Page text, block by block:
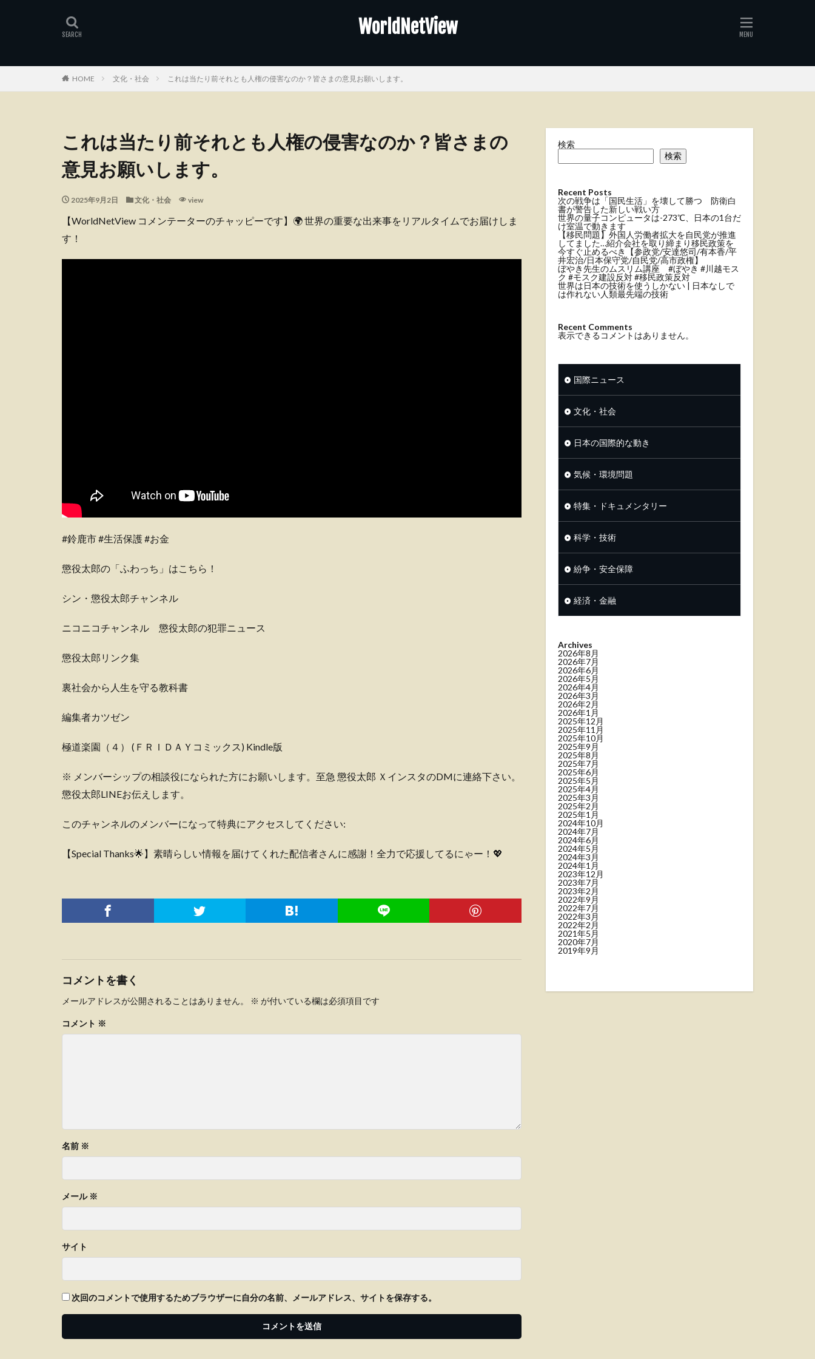
WorldNetView
HOME 文化・社会 これは当たり前それとも人権の侵害なのか？皆さまの意見お願いします。
これは当たり前それとも人権の侵害なのか？皆さまの
意見お願いします。
2025年9月2日 文化・社会 view
【WorldNetView コメンテーターのチャッピーです】🌍 世界の重要な出来事をリアルタイムでお届けしま
す！
#鈴鹿市 #生活保護 #お金
懲役太郎の「ふわっち」はこちら！
シン・懲役太郎チャンネル
ニコニコチャンネル 懲役太郎の犯罪ニュース
懲役太郎リンク集
裏社会から人生を守る教科書
編集者カツゼン
極道楽園（４） (ＦＲＩＤＡＹコミックス) Kindle版
※ メンバーシップの相談役になられた方にお願いします。至急 懲役太郎 ＸインスタのDMに連絡下さい。
懲役太郎LINEお伝えします。
このチャンネルのメンバーになって特典にアクセスしてください:
【Special Thanks🌟】素晴らしい情報を届けてくれた配信者さんに感謝！全力で応援してるにゃー！💖
コメントを書く
メールアドレスが公開されることはありません。 ※ が付いている欄は必須項目です
コメント ※
名前 ※
メール ※
サイト
次回のコメントで使用するためブラウザーに自分の名前、メールアドレス、サイトを保存する。
検索
検索
Recent Posts
次の戦争は「国民生活」を壊して勝つ 防衛白
書が警告した新しい戦い方
世界の量子コンピュータは-273℃、日本の1台だ
け室温で動きます
【移民問題】外国人労働者拡大を自民党が推進
してました…紹介会社を取り締まり移民政策を
今すぐ止めるべき【参政党/安達悠司/有本香/平
井宏治/日本保守党/自民党/高市政権】
ぼやき先生のムスリム講座 #ぼやき #川越モス
ク #モスク建設反対 #移民政策反対
世界は日本の技術を使うしかない | 日本なしで
は作れない人類最先端の技術
Recent Comments
表示できるコメントはありません。
国際ニュース
文化・社会
日本の国際的な動き
気候・環境問題
特集・ドキュメンタリー
科学・技術
紛争・安全保障
経済・金融
Archives
2026年8月
2026年7月
2026年6月
2026年5月
2026年4月
2026年3月
2026年2月
2026年1月
2025年12月
2025年11月
2025年10月
2025年9月
2025年8月
2025年7月
2025年6月
2025年5月
2025年4月
2025年3月
2025年2月
2025年1月
2024年10月
2024年7月
2024年6月
2024年5月
2024年3月
2024年1月
2023年12月
2023年7月
2023年2月
2022年9月
2022年7月
2022年3月
2022年2月
2021年5月
2020年7月
2019年9月